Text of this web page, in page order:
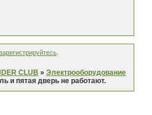
зарегистрируйтесь.
CLUB »Электрооборудование
и пятая дверь не работают.